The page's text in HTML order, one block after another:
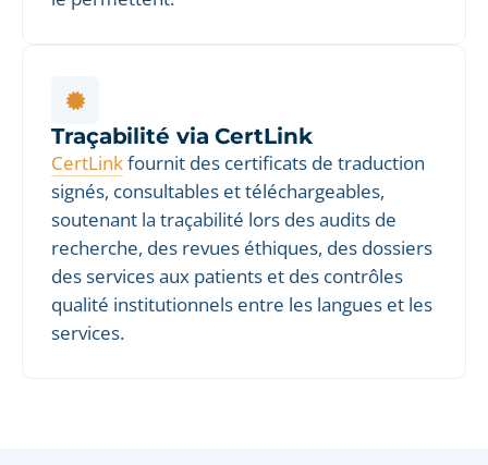
Traçabilité via CertLink
CertLinkfournit des certificats de traduction
signés, consultables et téléchargeables,
soutenant la traçabilité lors des audits de
recherche, des revues éthiques, des dossiers
des services aux patients et des contrôles
qualité institutionnels entre les langues et les
services.